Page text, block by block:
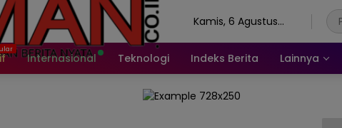
Kamis, 6 Agustus
Internasional Teknologi Indeks Berita Lainnya